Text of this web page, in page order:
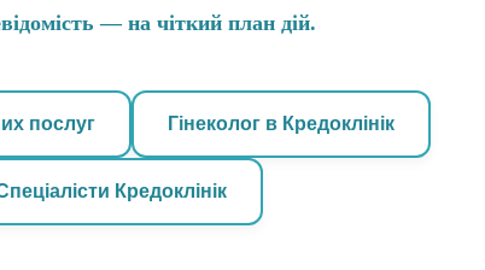
— на чіткий план дій.
послуг Гінеколог в Кредоклінік
Кредоклінік